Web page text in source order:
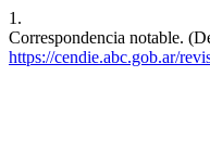
1.
Correspondencia notable.
https://cendie.abc.gob.ar/